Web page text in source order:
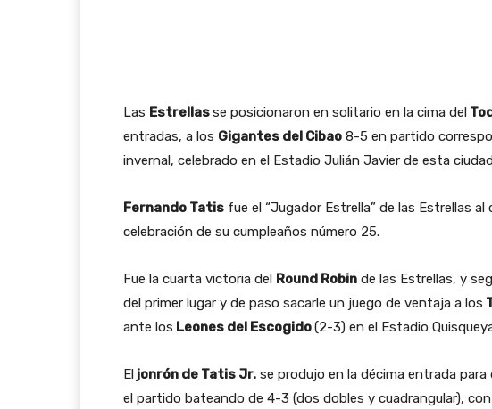
Las Estrellasse posicionaron en solitario en la cima del
entradas, a los Gigantes del Cibao 8-5 en partido
invernal, celebrado en el Estadio Julián Javier de esta
Fernando Tatis fue el “Jugador Estrella” de las Estrellas
celebración de su cumpleaños número 25.
Fue la cuarta victoria del Round Robin de las Estrellas, y
del primer lugar y de paso sacarle un juego de ventaja a los
ante los Leones del Escogido(2-3) en el Estadio
El jonrón de Tatis Jr. se produjo en la décima entrada
el partido bateando de 4-3 (dos dobles y cuadrangular),